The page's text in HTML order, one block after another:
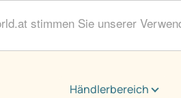
stimmen Sie unserer
Händlerbereich